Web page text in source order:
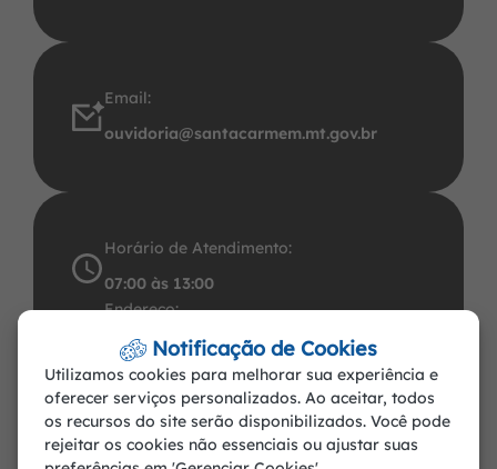
Email:
ouvidoria@santacarmem.mt.gov.br
Horário de Atendimento:
07:00 às 13:00
Endereço:
Avenida Santos Dumont, 491 Centro CEP:
78.545-000. CNPJ: 37.465.283/0001-57
Santa Carmem-MT
Notificação de Cookies
Utilizamos cookies para melhorar sua experiência e
oferecer serviços personalizados. Ao aceitar, todos
os recursos do site serão disponibilizados. Você pode
rejeitar os cookies não essenciais ou ajustar suas